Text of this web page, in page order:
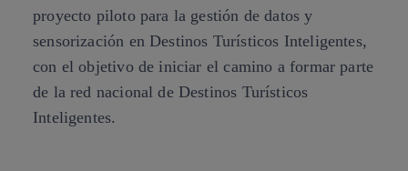
proyecto piloto para la gestión de datos y
sensorización en Destinos Turísticos Inteligentes,
con el objetivo de iniciar el camino a formar parte
de la red nacional de Destinos Turísticos
Inteligentes.